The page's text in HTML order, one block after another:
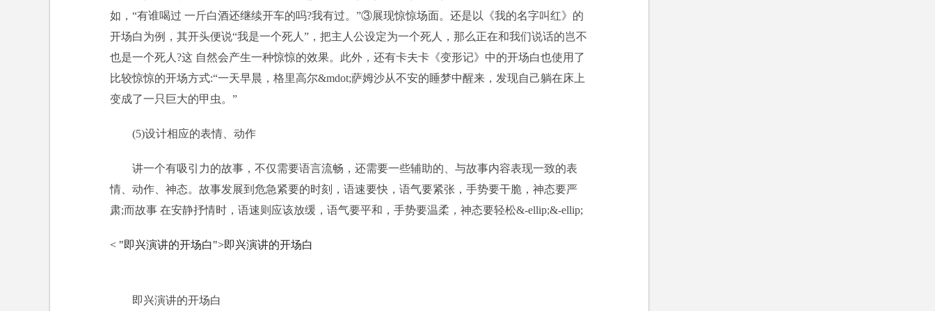
如，“有谁喝过 一斤白酒还继续开车的吗?我有过。”③展现惊惊场面。还是以《我的名字叫红》的
开场白为例，其开头便说“我是一个死人”，把主人公设定为一个死人，那么正在和我们说话的岂不
也是一个死人?这 自然会产生一种惊惊的效果。此外，还有卡夫卡《变形记》中的开场白也使用了
比较惊惊的开场方式:“一天早晨，格里高尔&mdot;萨姆沙从不安的睡梦中醒来，发现自己躺在床上
变成了一只巨大的甲虫。”
(5)设计相应的表情、动作
讲一个有吸引力的故事，不仅需要语言流畅，还需要一些辅助的、与故事内容表现一致的表
情、动作、神态。故事发展到危急紧要的时刻，语速要快，语气要紧张，手势要干脆，神态要严
肃;而故事 在安静抒情时，语速则应该放缓，语气要平和，手势要温柔，神态要轻松&-ellip;&-ellip;
< "即兴演讲的开场白">即兴演讲的开场白
即兴演讲的开场白